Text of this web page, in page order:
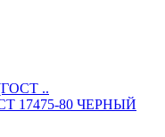
..
17475-80 ЧЕРНЫЙ